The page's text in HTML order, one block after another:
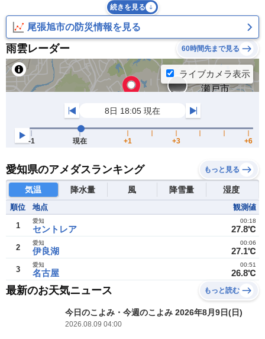
続きを見る
尾張旭市の防災情報を見る
雨雲レーダー 60時間先まで見る
愛知県のアメダスランキング もっと見る
気温 降水量 風 降雪量 湿度
順位 地点 観測値
1 セントレア
愛知
27.8℃
00:18
2 伊良湖
愛知
27.1℃
00:06
3 名古屋
愛知
26.8℃
00:51
最新のお天気ニュース もっと読む
今日のこよみ・今週のこよみ 2026年8月9日(日)
2026.08.09 04:00